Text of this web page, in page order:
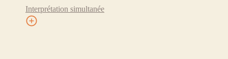
Interprétation simultanée